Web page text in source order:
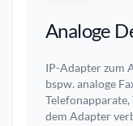
Analoge
IP-Adapter zum
bspw. analoge
dem Adapter